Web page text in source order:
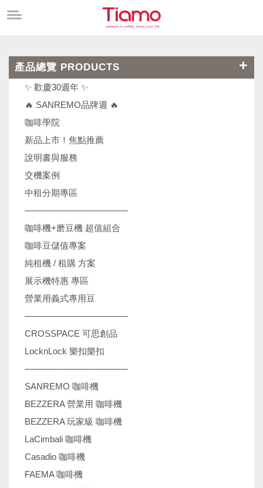
產品總覽 PRODUCTS
✨ 歡慶30週年 ✨
🔥 SANREMO品牌週 🔥
咖啡學院
新品上市！焦點推薦
說明書與服務
交機案例
中租分期專區
────────────────
咖啡機+磨豆機 超值組合
咖啡豆儲值專案
純租機 / 租購 方案
展示機特惠 專區
營業用義式專用豆
────────────────
CROSSPACE 可思創品
LocknLock 樂扣樂扣
────────────────
SANREMO 咖啡機
BEZZERA 營業用 咖啡機
BEZZERA 玩家級 咖啡機
LaCimbali 咖啡機
Casadio 咖啡機
FAEMA 咖啡機